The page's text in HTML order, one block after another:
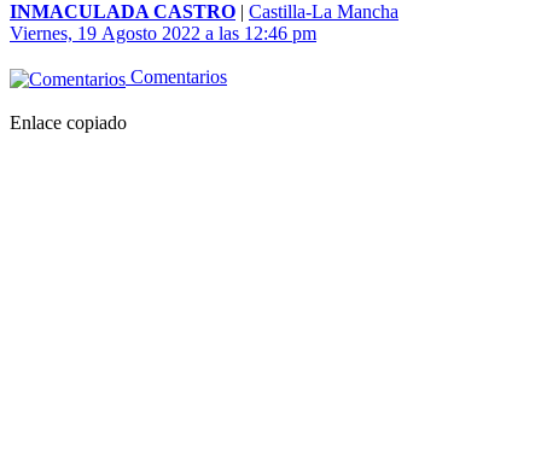
INMACULADA CASTRO | Castilla-La Mancha
Viernes, 19 Agosto 2022 a las 12:46 pm
Comentarios
Enlace copiado